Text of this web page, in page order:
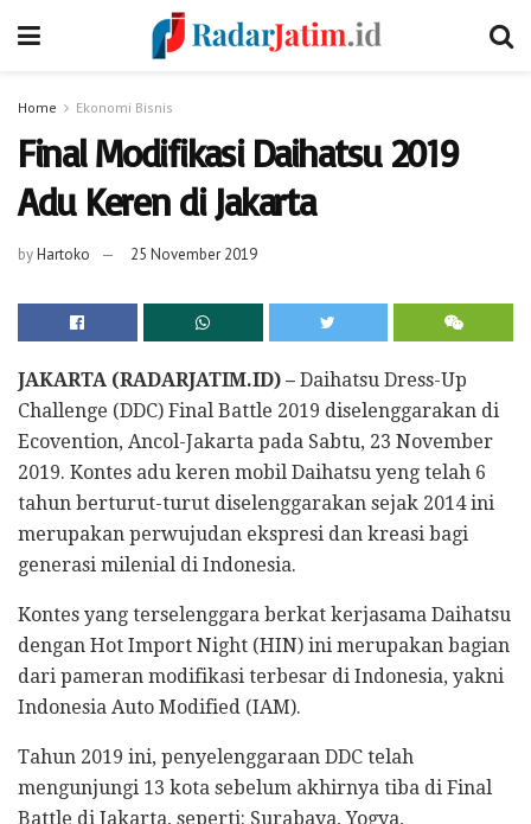
Home Ekonomi Bisnis
Final Modifikasi Daihatsu 2019
Adu Keren di Jakarta
byHartoko 25 November 2019
JAKARTA (RADARJATIM.ID) – Daihatsu Dress-Up
Challenge (DDC) Final Battle 2019 diselenggarakan di
Ecovention, Ancol-Jakarta pada Sabtu, 23 November
2019. Kontes adu keren mobil Daihatsu yeng telah 6
tahun berturut-turut diselenggarakan sejak 2014 ini
merupakan perwujudan ekspresi dan kreasi bagi
generasi milenial di Indonesia.
Kontes yang terselenggara berkat kerjasama Daihatsu
dengan Hot Import Night (HIN) ini merupakan bagian
dari pameran modifikasi terbesar di Indonesia, yakni
Indonesia Auto Modified (IAM).
Tahun 2019 ini, penyelenggaraan DDC telah
mengunjungi 13 kota sebelum akhirnya tiba di Final
Battle di Jakarta, seperti: Surabaya, Yogya,